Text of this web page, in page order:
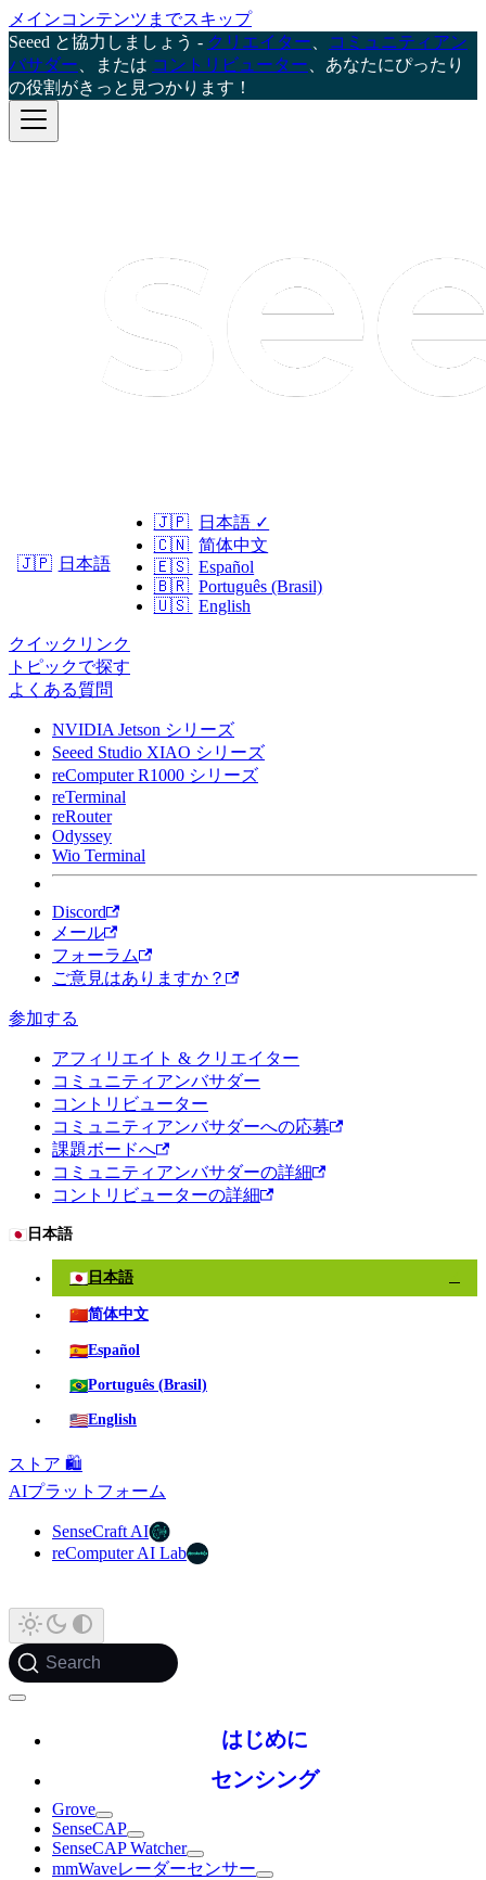
メインコンテンツまでスキップ
Seeed と協力しましょう - クリエイター
コミュニティアン
バサダー 、または コントリビューター 、あなたにぴったり
の役割がきっと見つかります！
🇯🇵 日本語
🇯🇵 日本語 ✓
🇨🇳 简体中文
🇪🇸 Español
🇧🇷 Português (Brasil)
🇺🇸 English
クイックリンク
トピックで探す
よくある質問
NVIDIA Jetson シリーズ
Seeed Studio XIAO シリーズ
reComputer R1000 シリーズ
reTerminal
reRouter
Odyssey
Wio Terminal
Discord
メール
フォーラム
ご意見はありますか？
参加する
アフィリエイト & クリエイター
コミュニティアンバサダー
コントリビューター
コミュニティアンバサダーへの応募
課題ボードへ
コミュニティアンバサダーの詳細
コントリビューターの詳細
🇯🇵 日本語
🇯🇵 日本語
🇨🇳简体中文
🇪🇸Español
🇧🇷Português (Brasil)
🇺🇸English
ストア 🛍️
AIプラットフォーム
SenseCraft AI
reComputer AI Lab
Search
はじめに
センシング
Grove
SenseCAP
SenseCAP Watcher
mmWaveレーダーセンサー